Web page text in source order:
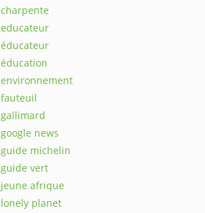
charpente
educateur
éducateur
éducation
environnement
fauteuil
gallimard
google news
guide michelin
guide vert
jeune afrique
lonely planet